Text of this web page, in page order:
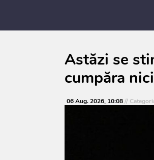
Astăzi se
cumpăra
06 Aug. 2026, 10:08//